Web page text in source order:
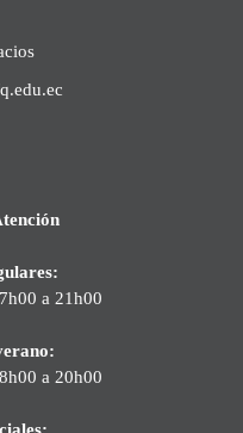
a 21h00
a 20h00